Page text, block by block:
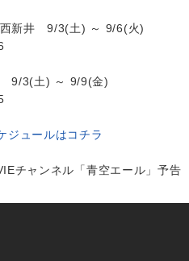
西新井 9/3(土) ～ 9/6(火)
9/3(土) ～ 9/9(金)
ジュールはコチラ
チャンネル「青空エール」予告